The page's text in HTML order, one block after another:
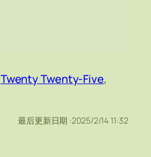
Twenty Twenty-Five
最后更新日期 :2025/2/14 11:32